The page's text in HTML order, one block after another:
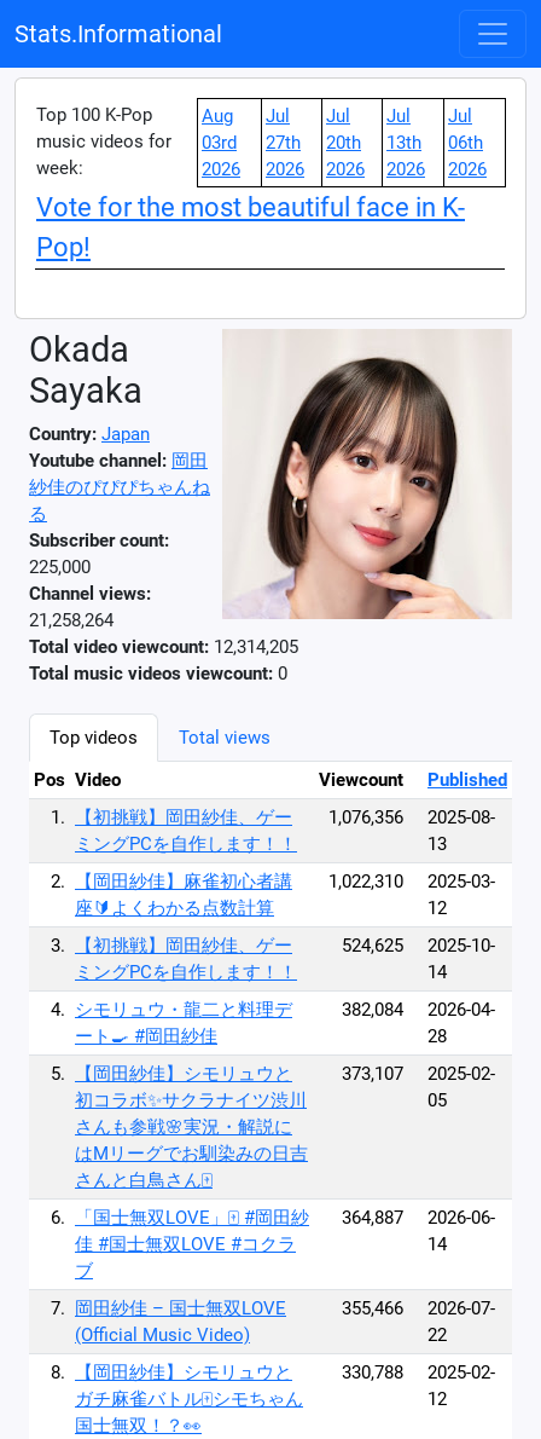
Stats.Informational
Top 100 K-Pop
music videos for
week:
Aug
03rd
2026
Jul
27th
2026
Jul
20th
2026
Jul
13th
2026
Jul
06th
2026
Vote for the most beautiful face in K-
Pop!
Okada
Sayaka
Country: Japan
Youtube channel: 岡田
紗佳のぴぴぴちゃんね
る
Subscriber count:
225,000
Channel views:
21,258,264
Total video viewcount: 12,314,205
Total music videos viewcount: 0
Top videos
Total views
Pos Video Viewcount
Published
1.
【初挑戦】岡田紗佳、ゲー
ミングPCを自作します！！
1,076,356
2025-08-
13
2.
【岡田紗佳】麻雀初心者講
座🔰よくわかる点数計算
1,022,310
2025-03-
12
3.
【初挑戦】岡田紗佳、ゲー
ミングPCを自作します！！
524,625
2025-10-
14
4. シモリュウ・龍二と料理デ
ート🍳 #岡田紗佳
382,084
2026-04-
28
5.
【岡田紗佳】シモリュウと
初コラボ✨サクラナイツ渋川
さんも参戦🌸実況・解説に
はMリーグでお馴染みの日吉
さんと白鳥さん🀄️
373,107
2025-02-
05
6.
「国士無双LOVE」🀄️ #岡田紗
佳 #国士無双LOVE #コクラ
ブ
364,887
2026-06-
14
7. 岡田紗佳 – 国士無双LOVE
(Official Music Video)
355,466
2026-07-
22
8.
【岡田紗佳】シモリュウと
ガチ麻雀バトル🀄️シモちゃん
国士無双！？👀
330,788
2025-02-
12